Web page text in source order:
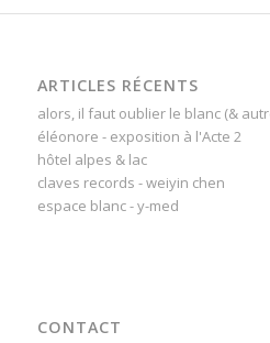
ARTICLES RÉCENTS
alors, il faut oublier le blanc (&
éléonore - exposition à l'Acte 2
hôtel alpes & lac
claves records - weiyin chen
espace blanc - y-med
CONTACT